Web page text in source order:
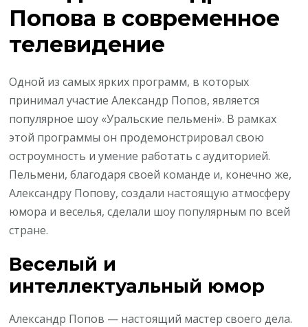
Попова в современное
телевидение
Одной из самых ярких программ, в которых
принимал участие Александр Попов, является
популярное шоу «Уральские пельмені». В рамках
этой программы он продемонстрировал свою
остроумность и умение работать с аудиторией.
Пельмени, благодаря своей команде и, конечно же,
Александру Попову, создали настоящую атмосферу
юмора и веселья, сделали шоу популярным по всей
стране.
Веселый и
интеллектуальный юмор
Александр Попов — настоящий мастер своего дела.